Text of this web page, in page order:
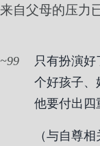
来自父母的压力
99
只有扮演
个好孩子、
他要付出四
（与自尊